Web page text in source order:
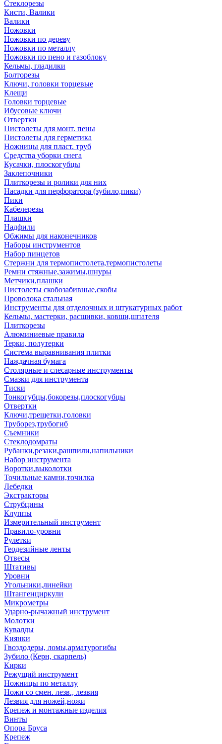
Стеклорезы
Кисти, Валики
Валики
Ножовки
Ножовки по дереву
Ножовки по металлу
Ножовки по пено и газоблоку
Кельмы, гладилки
Болторезы
Ключи, головки торцевые
Клещи
Головки торцевые
Ибусовые ключи
Отвертки
Пистолеты для монт. пены
Пистолеты для герметика
Ножницы для пласт. труб
Средства уборки снега
Кусачки, плоскогубцы
Заклепочники
Плиткорезы и ролики для них
Насадки для перфоратора (зубило,пики)
Пики
Кабелерезы
Плашки
Надфили
Обжимы для наконечников
Наборы инструментов
Набор пинцетов
Стержни для термопистолета,термопистолеты
Ремни стяжные,зажимы,шнуры
Метчики,плашки
Пистолеты скобозабивные,скобы
Проволока стальная
Инструменты для отделочных и штукатурных работ
Кельмы, мастерки, расшивки, ковши,шпателя
Плиткорезы
Алюминиевые правила
Терки, полутерки
Система выравнивания плитки
Наждачная бумага
Столярные и слесарные инструменты
Смазки для инструмента
Тиски
Тонкогубцы,бокорезы,плоскогубцы
Отвертки
Ключи,трещетки,головки
Труборез,трубогиб
Съемники
Стеклодомраты
Рубанки,резаки,рашпили,напильники
Набор инструмента
Воротки,выколотки
Точильные камни,точилка
Лебедки
Экстракторы
Струбцины
Клуппы
Измерительный инструмент
Правило-уровни
Рулетки
Геодезийные ленты
Отвесы
Штативы
Уровни
Угольники,линейки
Штангенциркули
Микрометры
Ударно-рычажный инструмент
Молотки
Кувалды
Киянки
Гвоздодеры, ломы,арматурогибы
Зубило (Керн, скарпель)
Кирки
Режущий инструмент
Ножницы по металлу
Ножи со смен. лезв., лезвия
Лезвия для ножей,ножи
Крепеж и монтажные изделия
Винты
Опора Бруса
Крепеж